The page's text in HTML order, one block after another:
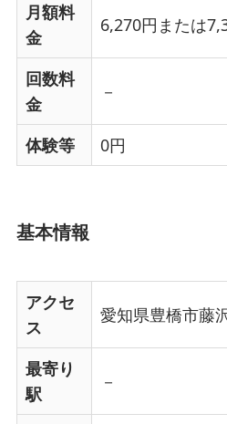
月額料
金
6,270円または
回数料
金
－
体験等 0円
基本情報
アクセ
ス
愛知県豊橋市藤
最寄り
駅
－